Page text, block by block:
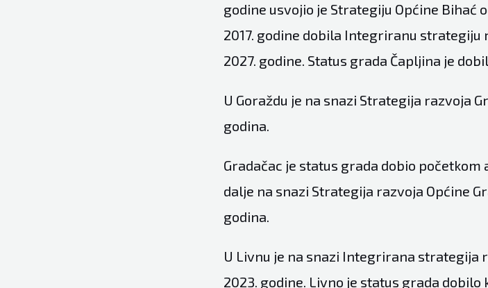
godine usvojio je Strategiju Općine Bihać
2017. godine dobila Integriranu strategiju
2027. godine. Status grada Čapljina je
U Goraždu je na snazi Strategija razvoja
godina.
Gradačac je status grada dobio početkom
dalje na snazi Strategija razvoja Općine
godina.
U Livnu je na snazi Integrirana strategija
2023. godine. Livno je status grada dobilo